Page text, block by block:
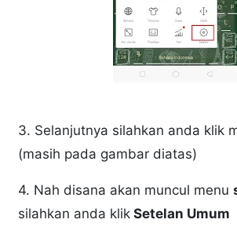
3. Selanjutnya silahkan anda klik
(masih pada gambar diatas)
4. Nah disana akan muncul menu
silahkan anda klik Setelan Umum